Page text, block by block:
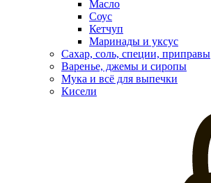
Масло
Соус
Кетчуп
Маринады и уксус
Сахар, соль, специи, приправы
Варенье, джемы и сиропы
Мука и всё для выпечки
Кисели